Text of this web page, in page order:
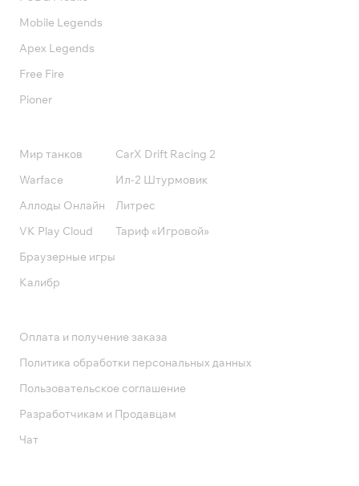
Mobile Legends
Apex Legends
Free Fire
Pioner
Мир танков
Warface
Аллоды Онлайн
VK Play Cloud
Браузерные игры
Калибр
CarX Drift Racing 2
Ил-2 Штурмовик
Литрес
Тариф «Игровой»
Оплата и получение заказа
Политика обработки персональных данных
Пользовательское соглашение
Разработчикам и Продавцам
Чат